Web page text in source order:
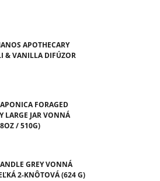
APOTHECARY
& VANILLA DIFÚZOR
FORAGED
LARGE JAR VONNÁ
/ 510G)
GREY VONNÁ
2-KNÔTOVÁ (624 G)